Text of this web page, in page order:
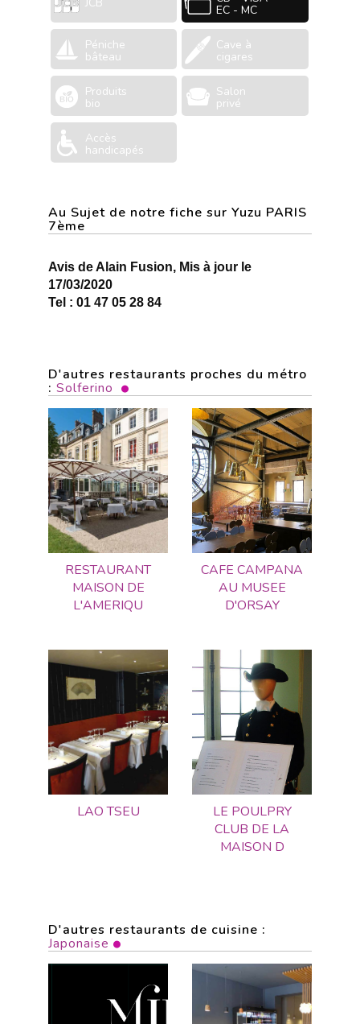
EC - MC
Péniche
bâteau
Cave à
cigares
Produits
bio
Salon
privé
Accès
handicapés
Au Sujet de notre fiche sur Yuzu PARIS
7ème
Avis de Alain Fusion, Mis à jour le
17/03/2020
Tel : 01 47 05 28 84
D'autres restaurants proches du métro
: Solferino
RESTAURANT
MAISON DE
L'AMERIQU
CAFE CAMPANA
AU MUSEE
D'ORSAY
LAO TSEU
LE POULPRY
CLUB DE LA
MAISON D
D'autres restaurants de cuisine :
Japonaise